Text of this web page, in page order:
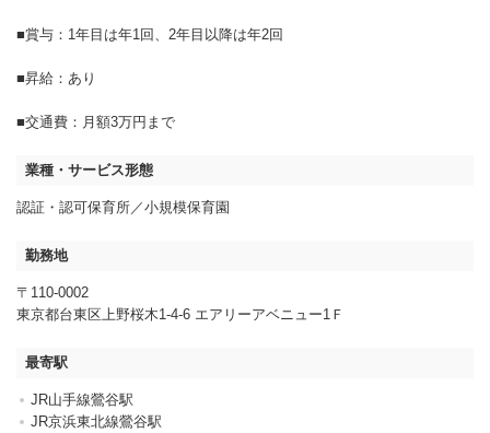
■賞与：1年目は年1回、2年目以降は年2回
■昇給：あり
■交通費：月額3万円まで
業種・サービス形態
認証・認可保育所 小規模保育園
勤務地
〒110-0002
東京都台東区上野桜木1-4-6 エアリーアベニュー1Ｆ
最寄駅
JR山手線鶯谷駅
JR京浜東北線鶯谷駅